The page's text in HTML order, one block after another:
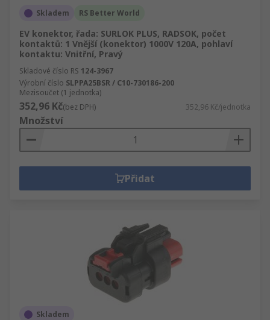
Skladem RS Better World
EV konektor, řada: SURLOK PLUS, RADSOK, počet
kontaktů: 1 Vnější (konektor) 1000V 120A, pohlaví
kontaktu: Vnitřní, Pravý
Skladové číslo RS 124-3967
Výrobní číslo SLPPA25BSR / C10-730186-200
Mezisoučet (1 jednotka)
352,96 Kč(bez DPH) 352,96 Kč/jednotka
Množství
Přidat
Skladem